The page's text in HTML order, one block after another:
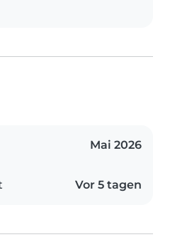
Mai 2026
Vor 5 tagen